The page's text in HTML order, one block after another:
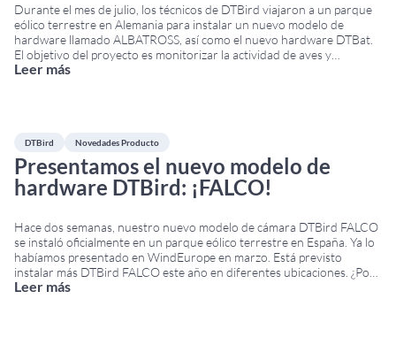
Durante el mes de julio, los técnicos de DTBird viajaron a un parque
eólico terrestre en Alemania para instalar un nuevo modelo de
hardware llamado ALBATROSS, así como el nuevo hardware DTBat.
El objetivo del proyecto es monitorizar la actividad de aves y
murciélagos y también poner en marcha acciones de apagado para
Leer más
DTBird Novedades Producto
Presentamos el nuevo modelo de
hardware DTBird: ¡FALCO!
Hace dos semanas, nuestro nuevo modelo de cámara DTBird FALCO
se instaló oficialmente en un parque eólico terrestre en España. Ya lo
habíamos presentado en WindEurope en marzo. Está previsto
instalar más DTBird FALCO este año en diferentes ubicaciones. ¿Por
qué «FALCO»? Queríamos rendir homenaje a una de las familias de
Leer más